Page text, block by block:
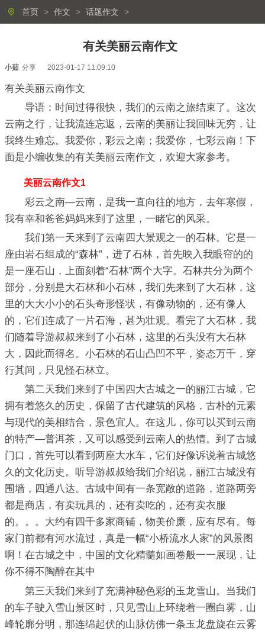
首页 > 作文 > 话题作文 >
有关美丽云南作文
小茹 分享 2023-01-17 11:09:10
有关美丽云南作文
导语：时间过得很快，我们的云南之旅结束了。这次
云南之行，让我流连忘返，云南的美丽让我回味无穷，让
我终生难忘。我爱你，彩云之南；我爱你，七彩云南！下
面是小编收集的有关美丽云南作文，欢迎大家参考。
美丽云南作文1
彩云之南—云南，是我一直向往的地方，去年寒假，
我有幸和爸爸妈妈来到了这里，一睹它的风采。
我们第一天来到了云南四大景观之一的石林。它是一
座由岩石组成的“森林”，进了石林，首先映入我眼帘的的
是一座石山，上面刻着“石林”两个大字。石林共分为两个
部分，分别是大石林和小石林，我们先来到了大石林，这
里的大大小小的石头奇形怪状，有像动物的，还有像人
的，它们连成了一片石海，甚为壮观。看完了大石林，我
们随着导游叔叔来到了小石林，这里的石头没有大石林
大，因此而得名。小石林的石山凸凹不平，姿态万千，穿
行其间，只见怪石林立。
第二天我们来到了中国四大古城之一的丽江古城，它
拥有着悠久的历史，保留了古代建筑的风格，古朴的元素
与现代的美相结合，景色宜人。在这儿，你可以买到云南
的特产—普洱茶，又可以感受到云南人的热情。到了古城
门口，首先可以看到两座大水车，它们好像诉说着古城悠
久的文化历史。听导游叔叔给我们介绍说，丽江古城没有
围墙，四通八达。古城中间有一条宽敞的道路，道路两旁
都是商店，有卖玩具的，还有卖吃的，还有卖衣服
的。。。大约有四千多家商铺，物美价廉，应有尽有。每
家门前都有河水流过，真是一幅“小桥流水人家”的风景图
啊！在古城之中，中国的文化精髓如画卷般一一展现，让
你不得不陶醉在其中
第三天我们来到了充满神秘色彩的玉龙雪山。当我们
的车子驶入雪山景区时，只见雪山上环绕着一圈白雾，山
峰轮廓分明，那连绵起伏的山脉仿佛一条玉龙盘旋在云雾